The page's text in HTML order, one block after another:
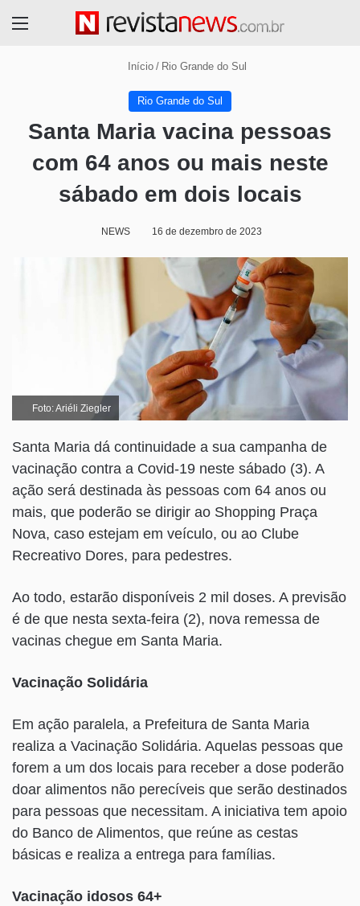
Início / Rio Grande do Sul
Rio Grande do Sul
Santa Maria vacina pessoas
com 64 anos ou mais neste
sábado em dois locais
NEWS 16 de dezembro de 2023
Foto: Ariéli Ziegler
Santa Maria dá continuidade a sua campanha de
vacinação contra a Covid-19 neste sábado (3). A
ação será destinada às pessoas com 64 anos ou
mais, que poderão se dirigir ao Shopping Praça
Nova, caso estejam em veículo, ou ao Clube
Recreativo Dores, para pedestres.
Ao todo, estarão disponíveis 2 mil doses. A previsão
é de que nesta sexta-feira (2), nova remessa de
vacinas chegue em Santa Maria.
Vacinação Solidária
Em ação paralela, a Prefeitura de Santa Maria
realiza a Vacinação Solidária. Aquelas pessoas que
forem a um dos locais para receber a dose poderão
doar alimentos não perecíveis que serão destinados
para pessoas que necessitam. A iniciativa tem apoio
do Banco de Alimentos, que reúne as cestas
básicas e realiza a entrega para famílias.
Vacinação idosos 64+